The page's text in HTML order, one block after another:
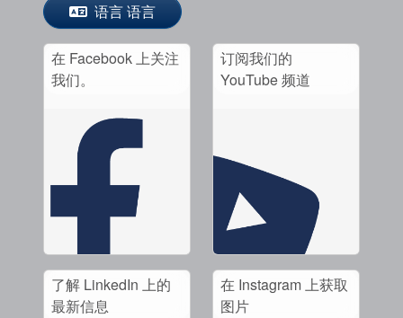
语言 语言
在 Facebook 上关注
我们。
订阅我们的
YouTube 频道
了解 LinkedIn 上的
最新信息
在 Instagram 上获取
图片